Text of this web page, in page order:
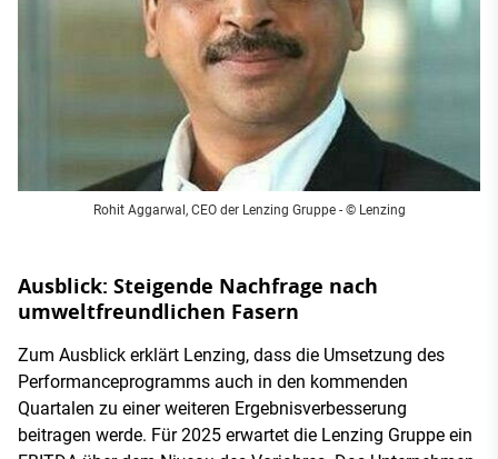
Rohit Aggarwal, CEO der Lenzing Gruppe - © Lenzing
Ausblick: Steigende Nachfrage nach
umweltfreundlichen Fasern
Zum Ausblick erklärt Lenzing, dass die Umsetzung des
Performanceprogramms auch in den kommenden
Quartalen zu einer weiteren Ergebnisverbesserung
beitragen werde. Für 2025 erwartet die Lenzing Gruppe ein